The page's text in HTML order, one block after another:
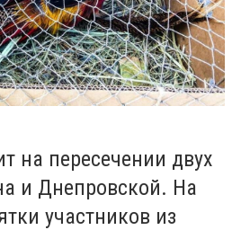
на пересечении двух
и Днепровской. На
участников из